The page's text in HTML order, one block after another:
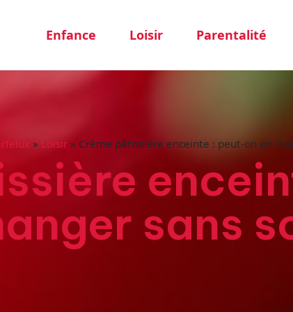
Enfance Loisir Parentalité
» Loisir» Crème pâtissière enceinte : peut-on en
sans